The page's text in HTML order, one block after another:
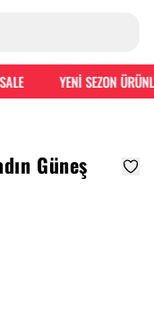
YENİ SEZON
Güneş